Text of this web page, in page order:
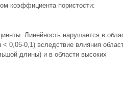
коэффициента пористости:
Линейность нарушается в
0,05-0,1) вследствие влияния
длины) и в области высоких